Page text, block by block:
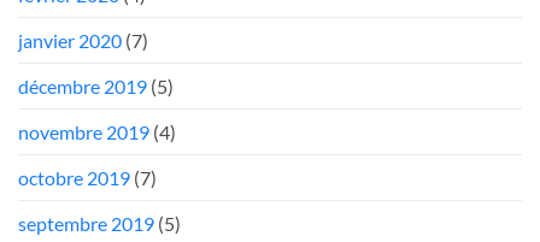
janvier 2020 (7)
décembre 2019 (5)
novembre 2019 (4)
octobre 2019 (7)
septembre 2019 (5)